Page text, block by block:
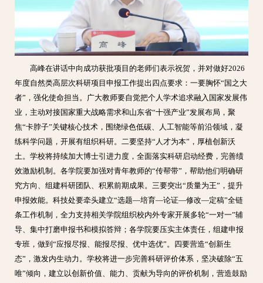
高峰在讲话中向成功获批项目的老师们表示祝贺，并对做好2026
年度自然类高层次科研项目申报工作提出四点要求：一要胸怀“国之大
者”，强化使命担当。广大教师要自觉把个人学术追求融入国家发展伟
业，主动对接国家重大战略需求和山东省“十强产业”发展布局，聚
焦“卡脖子”关键核心技术，围绕绿色低碳、人工智能等前沿领域，凝
练科学问题，开展有组织科研。二要坚持“人才为本”，厚植创新沃
土。学校将持续加大博士引进力度，全面落实科研启动经费，完善绩
效激励机制。各学院要加强对青年教师的“传帮带”，帮助他们明确研
究方向、组建科研团队、积累前期成果。三要突出“质量为王”，提升
申报效能。科技处要牵头建立“选题—培育—论证—修改—定稿”全链
条工作机制，全力支持相关学院组织校内外专家开展多轮“一对一”辅
导、集中打磨申报书和模拟答辩；各学院要压实主体责任，组建申报
专班，做到“应报尽报、能报尽报、优中选优”。四要营造“创新生
态”，激发内生动力。学校将进一步完善科研评价体系，坚决破除“五
唯”倾向，建立以创新价值、能力、贡献为导向的评价机制，营造鼓励